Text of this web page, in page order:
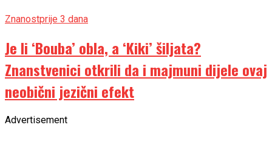
Znanostprije 3 dana
Je li ‘Bouba’ obla, a ‘Kiki’ šiljata?
Znanstvenici otkrili da i majmuni dijele ovaj
neobični jezični efekt
Advertisement